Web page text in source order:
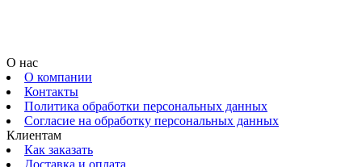
О нас
О компании
Контакты
Политика обработки персональных данных
Согласие на обработку персональных данных
Клиентам
Как заказать